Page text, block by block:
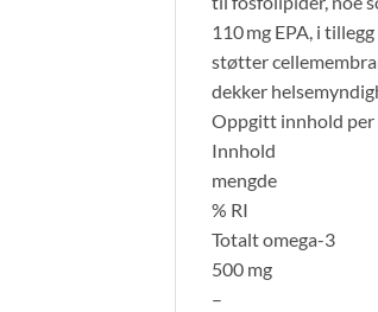
110 mg EPA, i
støtter
dekker
Oppgitt innhold per
Innhold
mengde
% RI
Totalt omega-3
500 mg
–